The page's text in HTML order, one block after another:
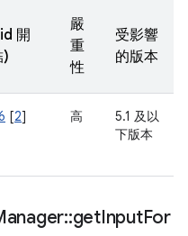
開
)
嚴
重
性
受影響
的版本
[2] 高
5.1 及以
下版本
::getInputFor